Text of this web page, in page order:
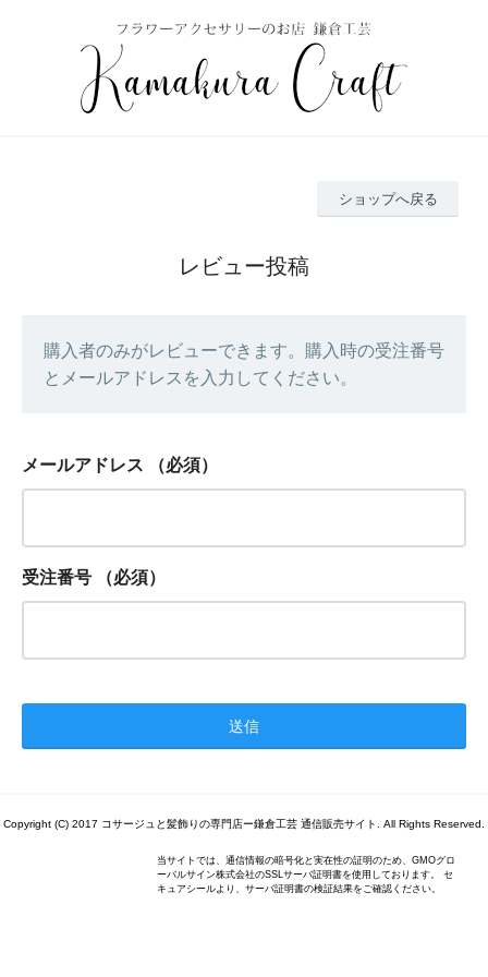
ショップへ戻る
レビュー投稿
購入者のみがレビューできます。購入時の受注番号
とメールアドレスを入力してください。
メールアドレス （必須）
受注番号 （必須）
Copyright (C) 2017 コサージュと髪飾りの専門店ー鎌倉工芸 通信販売サイト. All Rights Reserved.
当サイトでは、通信情報の暗号化と実在性の証明のため、GMOグロ
ーバルサイン株式会社のSSLサーバ証明書を使用しております。 セ
キュアシールより、サーバ証明書の検証結果をご確認ください。